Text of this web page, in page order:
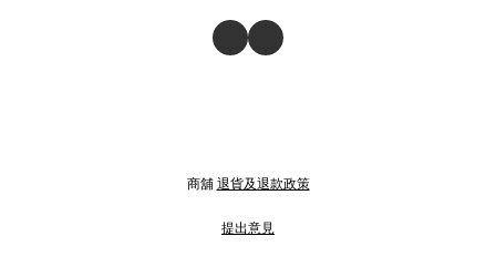
商舖 退貨及退款政策
提出意見